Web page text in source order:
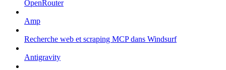
OpenRouter
Amp
Recherche web et scraping MCP dans Windsurf
Antigravity